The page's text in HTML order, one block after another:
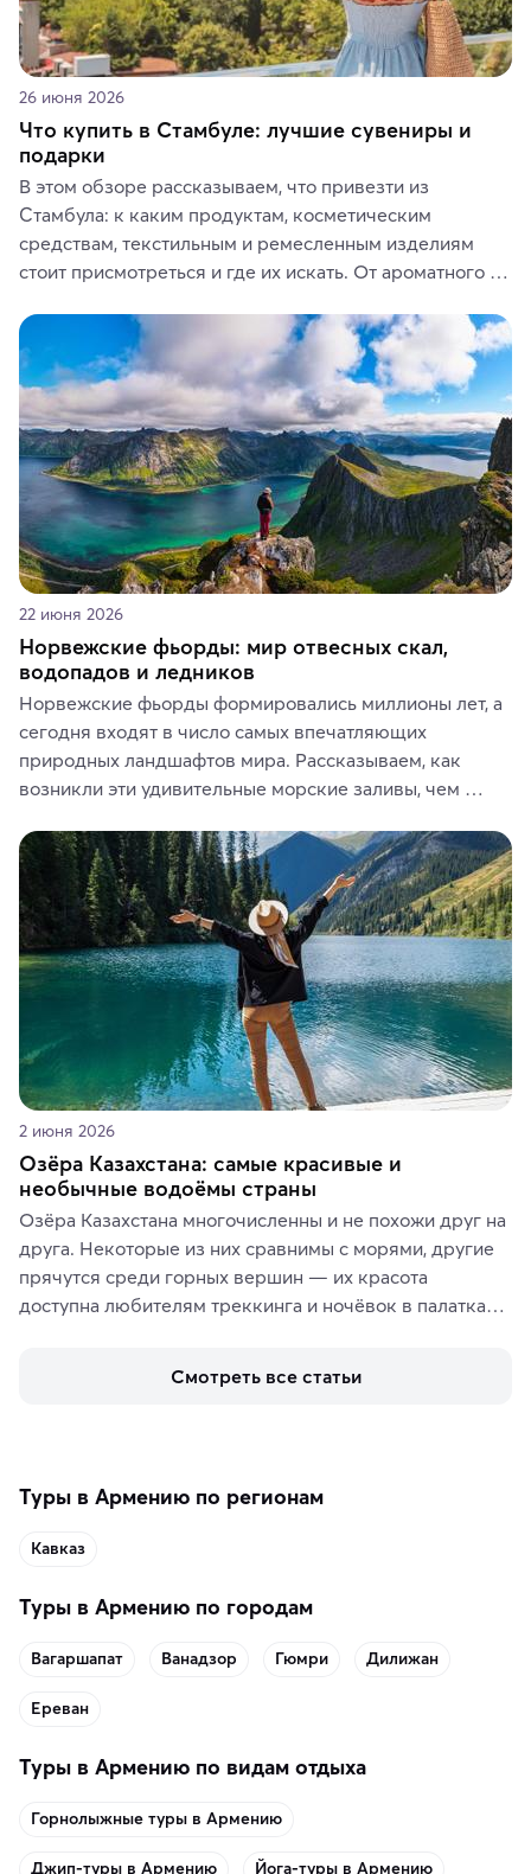
26 июня 2026
Что купить в Стамбуле: лучшие сувениры и
подарки
В этом обзоре рассказываем, что привезти из
Стамбула: к каким продуктам, косметическим
средствам, текстильным и ремесленным изделиям
стоит присмотреться и где их искать. От ароматного
керамики и изделий из кожи на турецких рынках и в
аутентичных лавках — в подарок близким или себе на
память о путешествии.
22 июня 2026
Норвежские фьорды: мир отвесных скал,
водопадов и ледников
Норвежские фьорды формировались миллионы лет, а
сегодня входят в число самых впечатляющих
природных ландшафтов мира. Рассказываем, как
возникли эти удивительные морские заливы, чем
живописные смотровые площадки и какие точки
включить в маршрут по Норвегии.
2 июня 2026
Озёра Казахстана: самые красивые и
необычные водоёмы страны
Озёра Казахстана многочисленны и не похожи друг на
друга. Некоторые из них сравнимы с морями, другие
прячутся среди горных вершин — их красота
доступна любителям треккинга и ночёвок в палатках.
Смотреть все статьи
Туры в Армению по регионам
Кавказ
Туры в Армению по городам
Вагаршапат Ванадзор Гюмри Дилижан
Ереван
Туры в Армению по видам отдыха
Горнолыжные туры в Армению
Джип-туры в Армению Йога-туры в Армению